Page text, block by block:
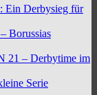
Ein Derbysieg für
Borussias
21 – Derbytime im
Serie